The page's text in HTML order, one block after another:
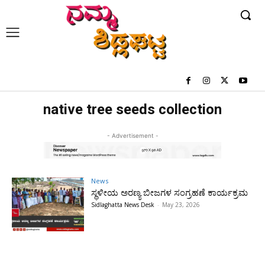
native tree seeds collection
- Advertisement -
News
ಸ್ಥಳೀಯ ಅರಣ್ಯ ಬೀಜಗಳ ಸಂಗ್ರಹಣೆ ಕಾರ್ಯಕ್ರಮ
Sidlaghatta News Desk - May 23, 2026